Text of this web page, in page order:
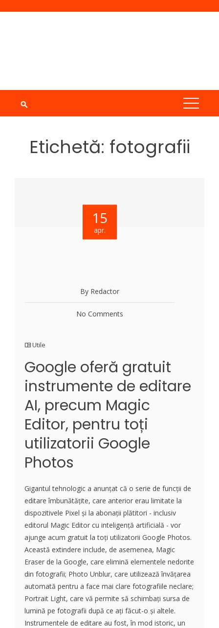
Etichetă: fotografii
15
apr.
By Redactor
No Comments
Utile
Google oferă gratuit
instrumente de editare
AI, precum Magic
Editor, pentru toți
utilizatorii Google
Photos
Gigantul tehnologic a anunțat că o serie de funcții de
editare îmbunătățite, care anterior erau limitate la
dispozitivele Pixel și la abonații plătitori - inclusiv
editorul Magic Editor cu inteligență artificială - vor
ajunge acum gratuit la toți utilizatorii Google Photos.
Această extindere include, de asemenea, Magic
Eraser de la Google, care elimină elementele nedorite
din fotografii; Photo Unblur, care utilizează învățarea
automată pentru a face mai clare fotografiile neclare;
Portrait Light, care vă permite să schimbați sursa de
lumină pe fotografii după ce ați făcut-o și altele.
Instrumentele de editare au fost, în mod istoric, un